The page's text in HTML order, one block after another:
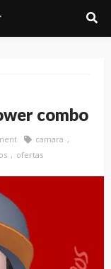
combo
camara
ofertas